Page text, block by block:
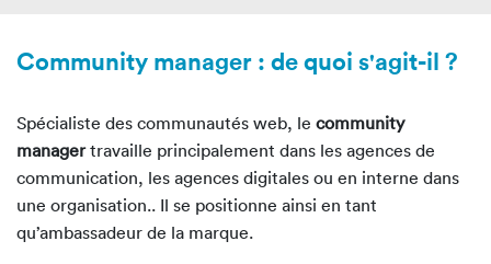
Community manager : de quoi s'agit-il ?
Spécialiste des communautés web, le community
managertravaille principalement dans les agences de
communication, les agences digitales ou en interne dans
une organisation.. Il se positionne ainsi en tant
qu’ambassadeur de la marque.